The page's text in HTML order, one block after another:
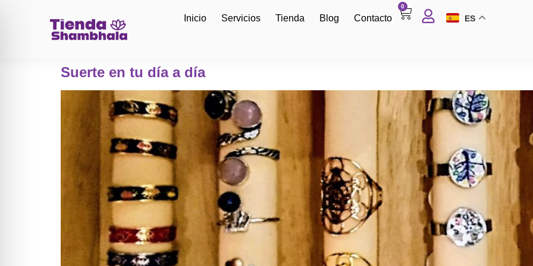
Inicio Servicios Tienda Blog Contacto
0
ES
Suerte en tu día a día